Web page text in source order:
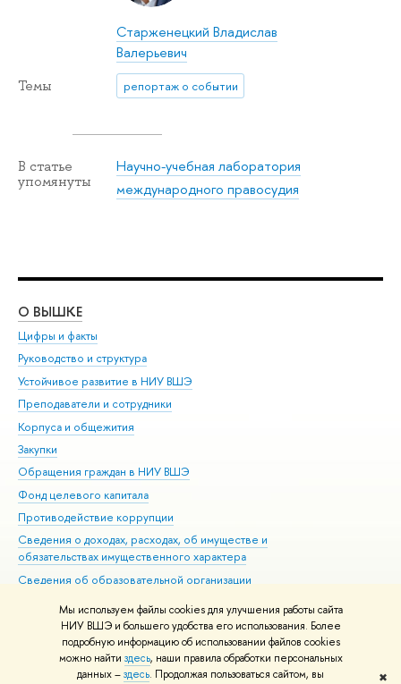
Мы используем файлы cookies для улучшения работы сайта
НИУ ВШЭ и большего удобства его использования. Более
подробную информацию об использовании файлов cookies
можно найти здесь, наши правила обработки персональных
данных –здесь. Продолжая пользоваться сайтом, вы
✖
Старженецкий Владислав
Валерьевич
Темы репортаж о событии
В статье
упомянуты
Научно-учебная лаборатория
международного правосудия
О ВЫШКЕ
Цифры и факты
Руководство и структура
Устойчивое развитие в НИУ ВШЭ
Преподаватели и сотрудники
Корпуса и общежития
Закупки
Обращения граждан в НИУ ВШЭ
Фонд целевого капитала
Противодействие коррупции
Сведения о доходах, расходах, об имуществе и
обязательствах имущественного характера
Сведения об образовательной организации
Людям с ограниченными возможностями здоровья
Единая платежная страница
Работа в Вышке